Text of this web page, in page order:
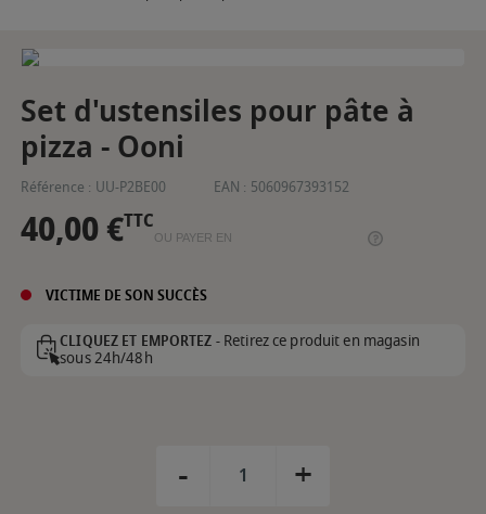
Set d'ustensiles pour pâte à
pizza - Ooni
Référence : UU-P2BE00 EAN : 5060967393152
40,00 €TTC
OU PAYER EN
VICTIME DE SON SUCCÈS
CLIQUEZ ET EMPORTEZ -Retirez ce produit en magasin
sous 24h/48h
- +